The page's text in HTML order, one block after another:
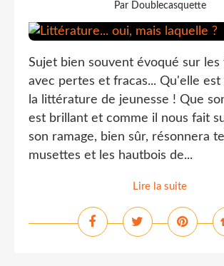
Par Doublecasquette
Sujet bien souvent évoqué sur les
avec pertes et fracas... Qu'elle est
la littérature de jeunesse ! Que
est brillant et comme il nous fait
son ramage, bien sûr, résonnera
musettes et les hautbois de...
Lire la suite